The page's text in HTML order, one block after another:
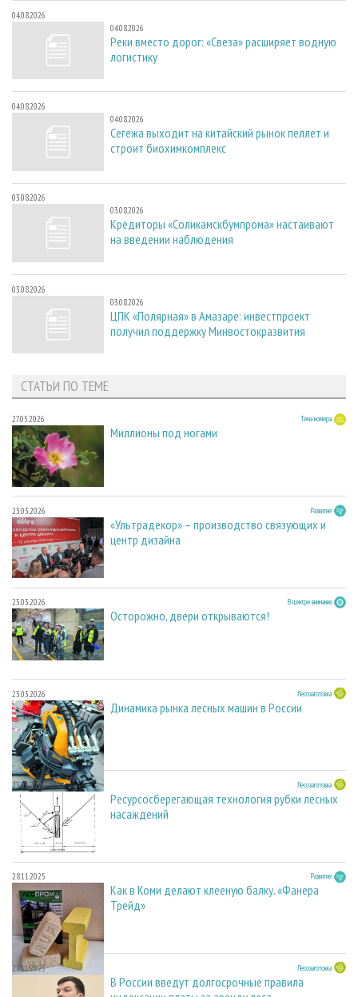
04.08.2026
04.08.2026
Реки вместо дорог: «Свеза» расширяет водную
логистику
04.08.2026
04.08.2026
Сегежа выходит на китайский рынок пеллет и
строит биохимкомплекс
03.08.2026
03.08.2026
Кредиторы «Соликамскбумпрома» настаивают
на введении наблюдения
03.08.2026
03.08.2026
ЦПК «Полярная» в Амазаре: инвестпроект
получил поддержку Минвостокразвития
СТАТЬИ ПО ТЕМЕ
27.05.2026 Тема номера
Миллионы под ногами
23.03.2026 Развитие
«Ультрадекор» – производство связующих и
центр дизайна
23.03.2026 В центре внимания
Осторожно, двери открываются!
23.03.2026 Лесозаготовка
Динамика рынка лесных машин в России
23.03.2026 Лесозаготовка
Ресурсосберегающая технология рубки лесных
насаждений
28.11.2025 Развитие
Как в Коми делают клееную балку. «Фанера
Трейд»
28.11.2025 Лесозаготовка
В России введут долгосрочные правила